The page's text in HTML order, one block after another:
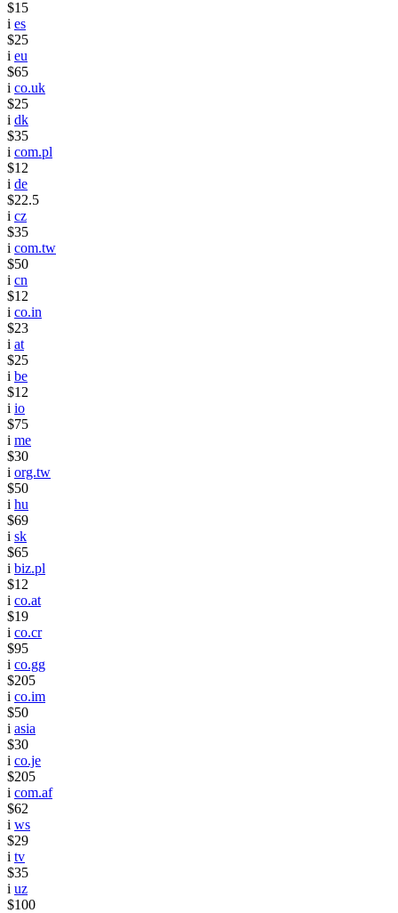
$15
i es
$25
i eu
$65
i co.uk
$25
i dk
$35
i com.pl
$12
i de
$22.5
i cz
$35
i com.tw
$50
i cn
$12
i co.in
$23
i at
$25
i be
$12
i io
$75
i me
$30
i org.tw
$50
i hu
$69
i sk
$65
i biz.pl
$12
i co.at
$19
i co.cr
$95
i co.gg
$205
i co.im
$50
i asia
$30
i co.je
$205
i com.af
$62
i ws
$29
i tv
$35
i uz
$100